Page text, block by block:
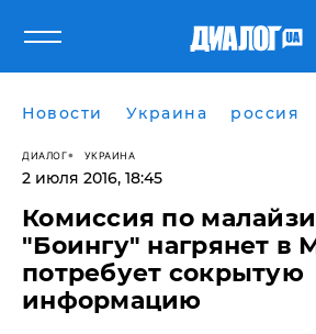
Новости Украина россия
ДИАЛОГ УКРАИНА
2 июля 2016, 18:45
Комиссия по
"Боингу" нагрянет в
потребует сокрытую
информацию